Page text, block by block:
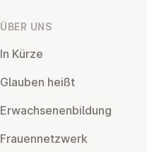
ÜBER UNS
In Kürze
Glauben heißt
Er­wach­se­nen­bil­dung
Frau­en­netz­werk